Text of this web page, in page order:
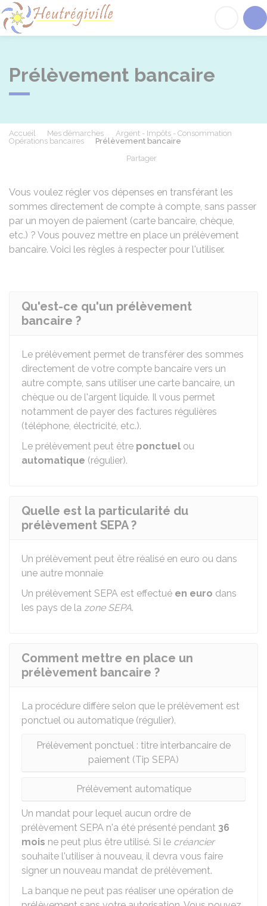
Prélèvement bancaire
Accueil Mes démarches
Argent - Impôts - Consommation
Opérations bancaires
Prélèvement bancaire
Partager
Vous voulez régler vos dépenses en transférant les
sommes directement de compte à compte, sans passer
par un moyen de paiement (carte bancaire, chèque,
etc.) ? Vous pouvez mettre en place un prélèvement
bancaire. Voici les règles à respecter pour l'utiliser.
Qu'est-ce qu'un prélèvement
bancaire ?
Le prélèvement permet de transférer des sommes
directement de votre compte bancaire vers un
autre compte, sans utiliser une carte bancaire, un
chèque ou de l'argent liquide. Il vous permet
notamment de payer des factures régulières
(téléphone, électricité, etc.).
Le prélèvement peut être ponctuel ou
automatique (régulier).
Quelle est la particularité du
prélèvement SEPA ?
Un prélèvement peut être réalisé en euro ou dans
une autre monnaie
Un prélèvement SEPA est effectué en euro dans
les pays de la zone SEPA.
Comment mettre en place un
prélèvement bancaire ?
La procédure diffère selon que le prélèvement est
ponctuel ou automatique (régulier).
Prélèvement ponctuel : titre interbancaire de
paiement (Tip SEPA)
Prélèvement automatique
Un mandat pour lequel aucun ordre de
prélèvement SEPA n'a été présenté pendant 36
mois ne peut plus être utilisé. Si le créancier
souhaite l'utiliser à nouveau, il devra vous faire
signer un nouveau mandat de prélèvement.
La banque ne peut pas réaliser une opération de